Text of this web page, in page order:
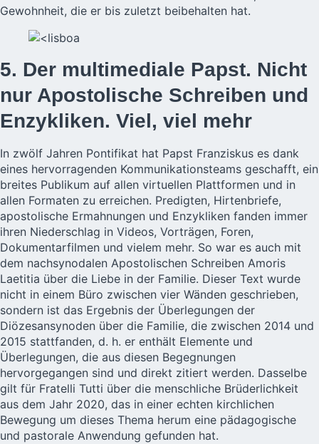
Gewohnheit, die er bis zuletzt beibehalten hat.
5. Der multimediale Papst. Nicht
nur Apostolische Schreiben und
Enzykliken. Viel, viel mehr
In zwölf Jahren Pontifikat hat Papst Franziskus es dank
eines hervorragenden Kommunikationsteams geschafft, ein
breites Publikum auf allen virtuellen Plattformen und in
allen Formaten zu erreichen. Predigten, Hirtenbriefe,
apostolische Ermahnungen und Enzykliken fanden immer
ihren Niederschlag in Videos, Vorträgen, Foren,
Dokumentarfilmen und vielem mehr. So war es auch mit
dem nachsynodalen Apostolischen Schreiben Amoris
Laetitia über die Liebe in der Familie. Dieser Text wurde
nicht in einem Büro zwischen vier Wänden geschrieben,
sondern ist das Ergebnis der Überlegungen der
Diözesansynoden über die Familie, die zwischen 2014 und
2015 stattfanden, d. h. er enthält Elemente und
Überlegungen, die aus diesen Begegnungen
hervorgegangen sind und direkt zitiert werden. Dasselbe
gilt für Fratelli Tutti über die menschliche Brüderlichkeit
aus dem Jahr 2020, das in einer echten kirchlichen
Bewegung um dieses Thema herum eine pädagogische
und pastorale Anwendung gefunden hat.